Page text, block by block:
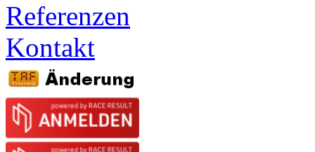
Referenzen
Kontakt